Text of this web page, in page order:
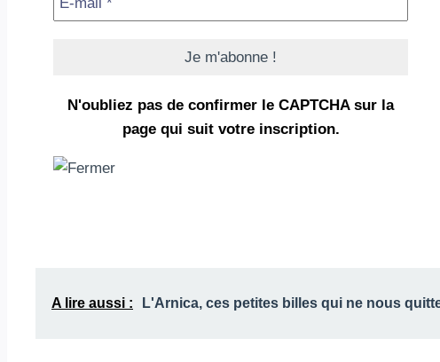
N'oubliez pas de confirmer le CAPTCHA sur la
page qui suit votre inscription.
A lire aussi : L'Arnica, ces petites billes qui ne nous